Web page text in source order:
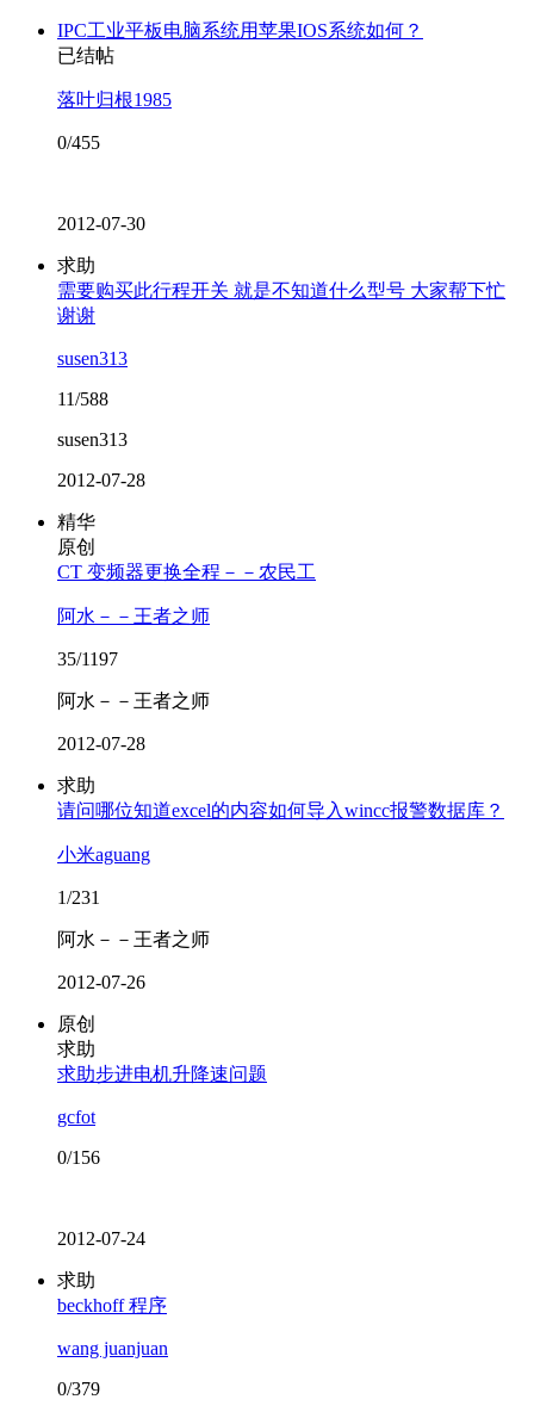
IPC工业平板电脑系统用苹果IOS系统如何？
已结帖
落叶归根1985
0/455
2012-07-30
求助
需要购买此行程开关 就是不知道什么型号 大家帮下忙
谢谢
susen313
11/588
susen313
2012-07-28
精华
原创
CT 变频器更换全程－－农民工
阿水－－王者之师
35/1197
阿水－－王者之师
2012-07-28
求助
请问哪位知道excel的内容如何导入wincc报警数据库？
小米aguang
1/231
阿水－－王者之师
2012-07-26
原创
求助
求助步进电机升降速问题
gcfot
0/156
2012-07-24
求助
beckhoff 程序
wang juanjuan
0/379